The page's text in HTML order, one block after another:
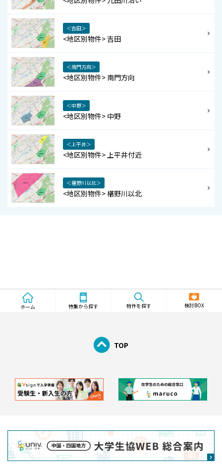
＜吉田＞
<地区別物件> 吉田
＜南門方向＞
<地区別物件> 南門方向
＜中野＞
<地区別物件> 中野
＜上平井＞
<地区別物件> 上平井付近
＜椹野川以北＞
<地区別物件> 椹野川以北
ホーム 特集から探す 物件を探す 検討BOX
TOP